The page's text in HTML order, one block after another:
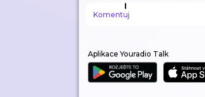
Komentuj
Aplikace Youradio Talk